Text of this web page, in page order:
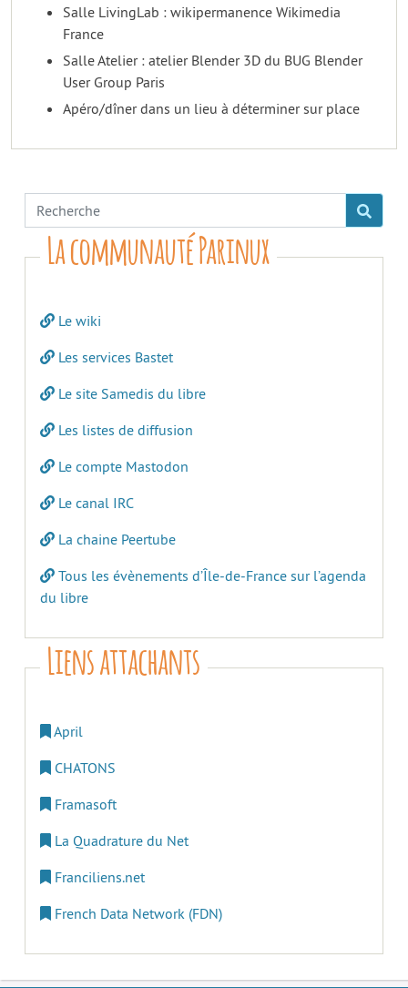
Salle LivingLab : wikipermanence Wikimedia
France
Salle Atelier : atelier Blender 3D du BUG Blender
User Group Paris
Apéro/dîner dans un lieu à déterminer sur place
La communauté Parinux
Le wiki
Les services Bastet
Le site Samedis du libre
Les listes de diffusion
Le compte Mastodon
Le canal IRC
La chaine Peertube
Tous les évènements d’Île-de-France sur l’agenda
du libre
Liens attachants
April
CHATONS
Framasoft
La Quadrature du Net
Franciliens.net
French Data Network (FDN)